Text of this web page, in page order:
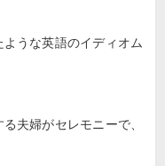
うな英語のイディオム
夫婦がセレモニーで、